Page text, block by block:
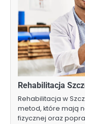
Rehabilitacja
Rehabilitacja w
metod, które mają
fizycznej oraz